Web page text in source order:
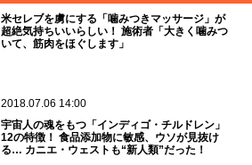
米セレブを虜にする「噛みつきマッサージ」が
超絶気持ちいいらしい！ 施術者「大きく噛みつ
いて、筋肉をほぐします」
2018.07.06 14:00
宇宙人の魂をもつ「インディゴ・チルドレン」
12の特徴！ 食品添加物に敏感、ウソが見抜け
る… カニエ・ウェストも“新人類”だった！